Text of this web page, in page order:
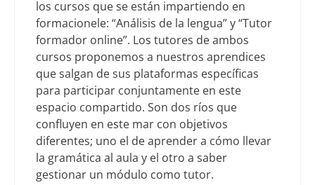
los cursos que se están impartiendo en
formacionele: “Análisis de la lengua” y “Tutor
formador online”. Los tutores de ambos
cursos proponemos a nuestros aprendices
que salgan de sus plataformas específicas
para participar conjuntamente en este
espacio compartido. Son dos ríos que
confluyen en este mar con objetivos
diferentes; uno el de aprender a cómo llevar
la gramática al aula y el otro a saber
gestionar un módulo como tutor.